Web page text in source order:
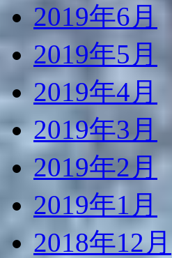
2019年6月
2019年5月
2019年4月
2019年3月
2019年2月
2019年1月
2018年12月